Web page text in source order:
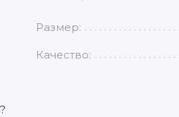
Размер:
Качество: